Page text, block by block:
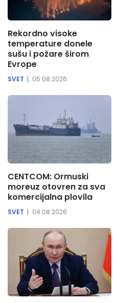
Rekordno visoke
temperature donele
sušu i požare širom
Evrope
SVET 05.08.2026
CENTCOM: Ormuski
moreuz otovren za sva
komercijalna plovila
SVET 04.08.2026